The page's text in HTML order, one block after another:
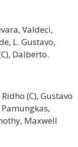
Valdeci,
L. Gustavo,
Dalberto.
(C), Gustavo
Maxwell